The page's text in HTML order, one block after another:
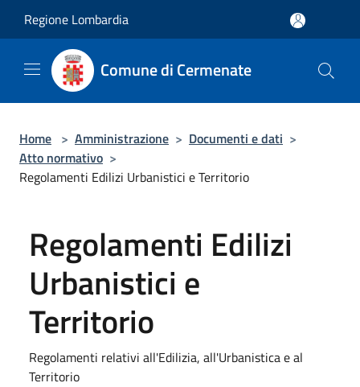
Regione Lombardia
Comune di Cermenate
Home > Amministrazione > Documenti e dati >
Atto normativo >
Regolamenti Edilizi Urbanistici e Territorio
Regolamenti Edilizi
Urbanistici e
Territorio
Regolamenti relativi all'Edilizia, all'Urbanistica e al
Territorio